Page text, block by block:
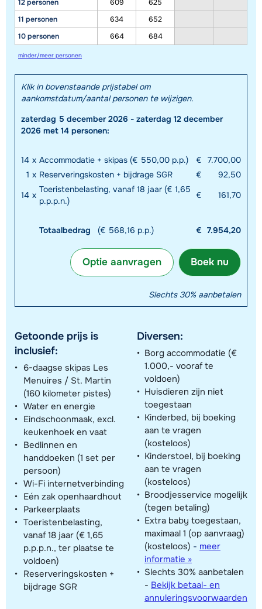
12 personen
11 personen
10 personen
609
625
634
652
664
684
minder/meer personen
Klik in bovenstaande prijstabel om
aankomstdatum/aantal personen te wijzigen.
zaterdag 5 december 2026 - zaterdag 12 december
2026 met 14 personen:
14 x Accommodatie + skipas (€ 550,00 p.p.) €
7.700,00
1 x Reserveringskosten + bijdrage SGR €
92,50
14 x
Toeristenbelasting, vanaf 18 jaar (€ 1,65
p.p.p.n.)
€ 161,70
Totaalbedrag (€ 568,16 p.p.) € 7.954,20
Boek nu
Optie aanvragen
Slechts 30% aanbetalen
Getoonde prijs is
inclusief:
6-daagse skipas Les
Menuires / St. Martin
(160 kilometer pistes)
Water en energie
Eindschoonmaak, excl.
keukenhoek en vaat
Bedlinnen en
handdoeken (1 set per
persoon)
Wi-Fi internetverbinding
Eén zak openhaardhout
Parkeerplaats
Toeristenbelasting,
vanaf 18 jaar (€ 1,65
p.p.p.n., ter plaatse te
voldoen)
Reserveringskosten +
bijdrage SGR
Diversen:
Borg accommodatie (€
1.000,- vooraf te
voldoen)
Huisdieren zijn niet
toegestaan
Kinderbed, bij boeking
aan te vragen
(kosteloos)
Kinderstoel, bij boeking
aan te vragen
(kosteloos)
Broodjesservice mogelijk
(tegen betaling)
Extra baby toegestaan,
maximaal 1 (op aanvraag)
(kosteloos) - meer
informatie »
Slechts 30% aanbetalen
- Bekijk betaal- en
annuleringsvoorwaarden